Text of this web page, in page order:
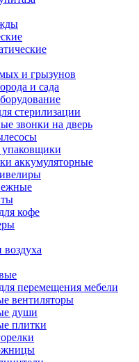
и грызунов
и сада
стерилизации
звонки на дверь
аккумуляторные
кофе
перемещения мебели
вентиляторы
души
плитки